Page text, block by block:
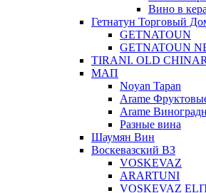
Вино в
Гетнатун Торговый
GETNATOUN
GETNATOUN
TIRANI. OLD
МАП
Noyan Tapan
Arame
Arame
Разные вина
Шаумян Вин
Воскевазский ВЗ
VOSKEVAZ
ARARTUNI
VOSKEVAZ